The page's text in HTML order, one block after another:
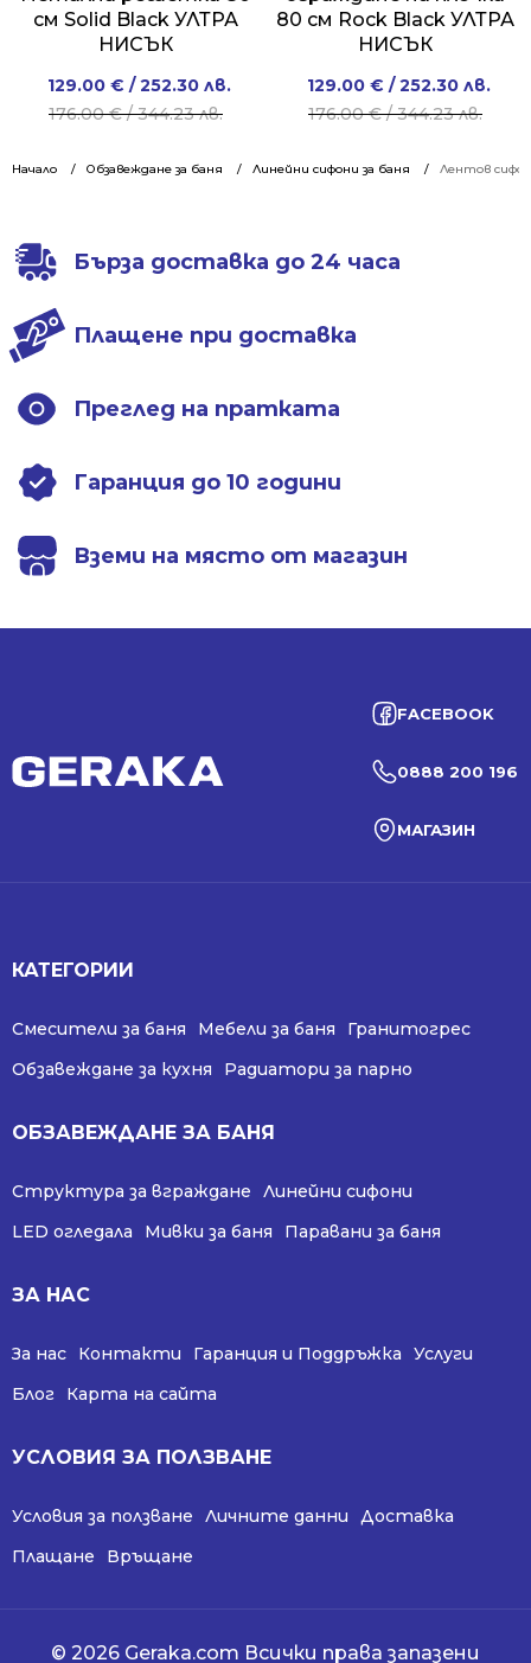
Начало Обзавеждане за баня Линейни сифони за баня Лентов
см Solid Black УЛТРА
НИСЪК
176.00€/ 344.23 лв.
Original
price
176.00 €
129.00 € / 252.30 лв.
Current
price
129.00 €
80 см Rock Black УЛТРА
НИСЪК
176.00€/ 344.23 лв.
Original
price
176.00 €
129.00 € / 252.30 лв.
Current
price
129.00 €
Бърза доставка до 24 часа
Плащене при доставка
Преглед на пратката
Гаранция до 10 години
Вземи на място от магазин
FACEBOOK
0888 200 196
МАГАЗИН
КАТЕГОРИИ
Смесители за баня Мебели за баня
Гранитогрес
Обзавеждане за кухня
Радиатори за парно
ОБЗАВЕЖДАНЕ ЗА БАНЯ
Структура за вграждане
Линейни сифони
LED огледала
Мивки за баня Паравани за баня
ЗА НАС
За нас Контакти Гаранция и Поддръжка
Услуги
Блог
Карта на сайта
УСЛОВИЯ ЗА ПОЛЗВАНЕ
Условия за ползване Личните данни
Доставка
Плащане
Връщане
© 2026 Geraka.com Всички права запазени